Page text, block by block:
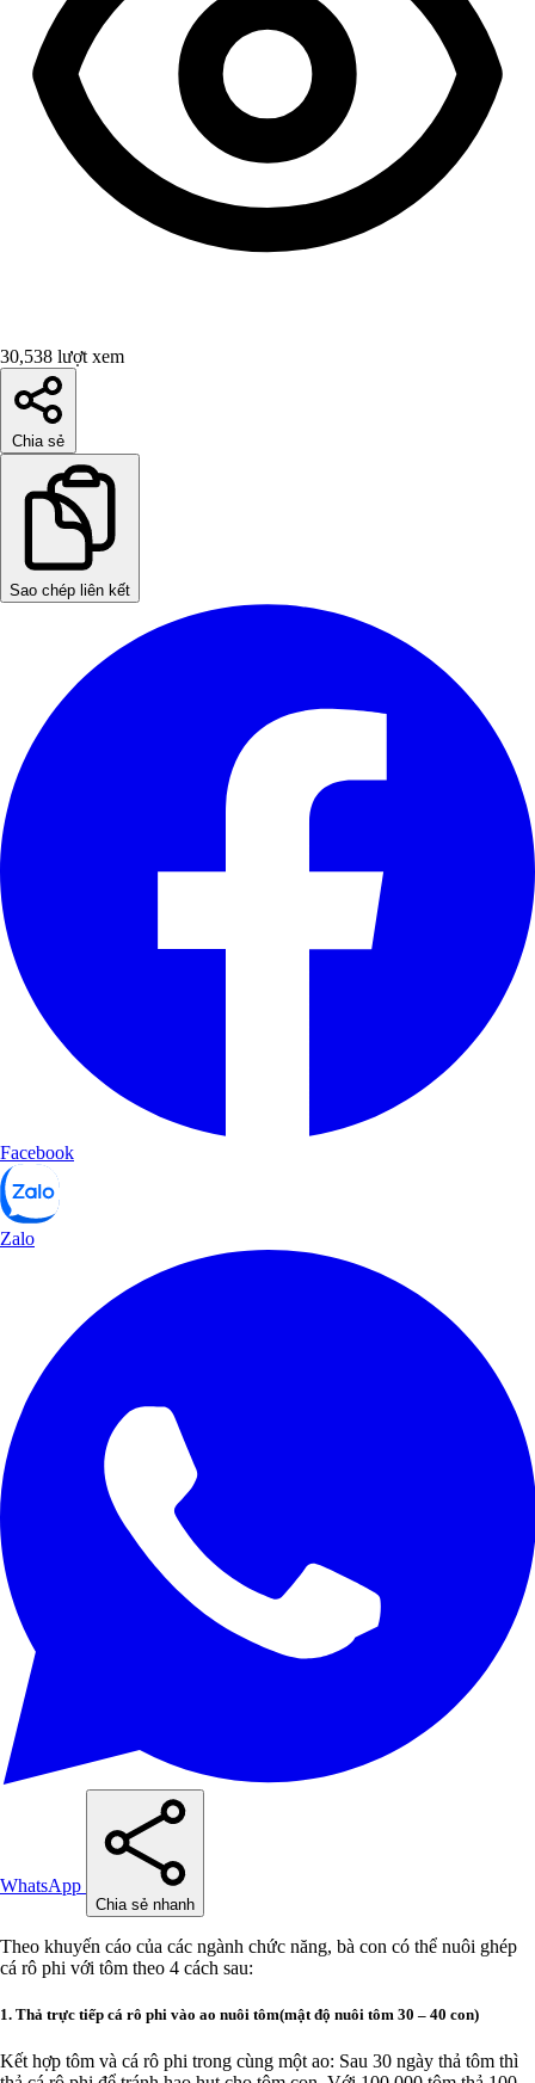
30,538 lượt xem
Chia sẻ
Sao chép liên kết
Facebook
Zalo
WhatsApp
Chia sẻ nhanh
Theo khuyến cáo của các ngành chức năng, bà con có thể nuôi ghép
cá rô phi với tôm theo 4 cách sau:
1. Thả trực tiếp cá rô phi vào ao nuôi tôm(mật độ nuôi tôm 30 – 40 con)
Kết hợp tôm và cá rô phi trong cùng một ao: Sau 30 ngày thả tôm thì